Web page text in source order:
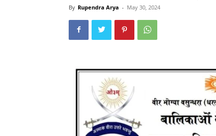
By Rupendra Arya - May 30, 2024